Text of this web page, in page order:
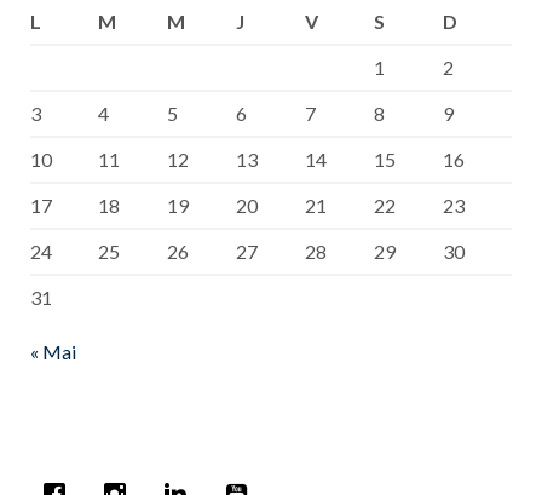
L
M M J V S
D
1
2
3
4 5 6 7 8
9
10
11 12 13 14 15
16
17
18 19 20 21 22
23
24
25 26 27 28 29
30
31
« Mai